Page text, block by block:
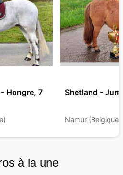
Hongre, 7
Shetland -
Namur (Belgique)
à la une